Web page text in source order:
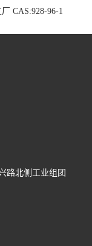
CAS:928-96-1
路北侧工业组团